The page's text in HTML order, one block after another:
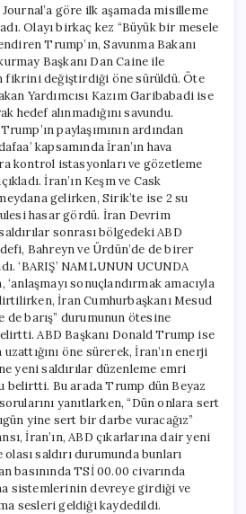
göre ilk aşamada misilleme
Olayı birkaç kez “Büyük bir mesele
Trump’ın, Savunma Bakanı
Başkanı Dan Caine ile
fikrini değiştirdiği öne sürüldü. Öte
Yardımcısı Kazım Garibabadi ise
hedef alınmadığını savundu.
paylaşımının ardından
kapsamında İran’ın hava
kontrol istasyonları ve gözetleme
İran’ın Keşm ve Cask
gelirken, Sirik’te ise 2 su
hasar gördü. İran Devrim
sonrası bölgedeki ABD
Bahreyn ve Ürdün’de de birer
‘BARIŞ’ NAMLUNUN UCUNDA
sonuçlandırmak amacıyla
İran Cumhurbaşkanı Mesud
de barış” durumunun ötesine
ABD Başkanı Donald Trump ise
öne sürerek, İran’ın enerji
yeni saldırılar düzenleme emri
belirtti. Bu arada Trump dün Beyaz
yanıtlarken, “Dün onlara sert
yine sert bir darbe vuracağız”
İran’ın, ABD çıkarlarına dair yeni
saldırı durumunda bunları
basınında TSİ 00.00 civarında
sistemlerinin devreye girdiği ve
sesleri geldiği kaydedildi.